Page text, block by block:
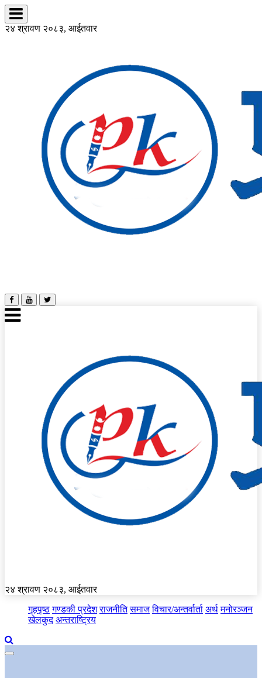
२४ श्रावण २०८३, आईतवार
२४ श्रावण २०८३, आईतवार
गृहपृष्ठ गण्डकी प्रदेश राजनीति समाज विचार/अन्तर्वार्ता अर्थ मनोरञ्जन
खेलकुद अन्तराष्ट्रिय